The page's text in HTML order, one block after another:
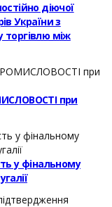
діючої
України з
торгівлю між
при
у фінальному